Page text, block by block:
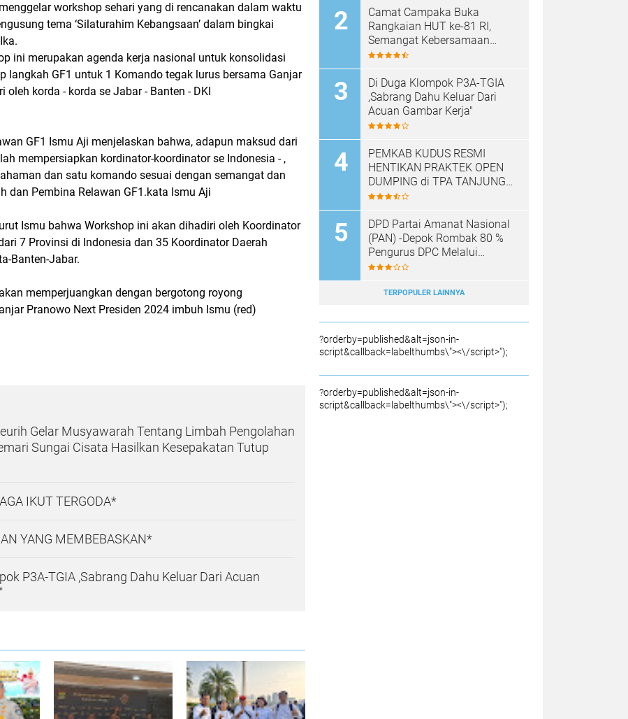
workshop sehari yang di rencanakan dalam waktu
tema ‘Silaturahim Kebangsaan’ dalam bingkai
ini merupakan agenda kerja nasional untuk konsolidasi
langkah GF1 untuk 1 Komando tegak lurus bersama Ganjar
oleh korda - korda se Jabar - Banten - DKI
GF1 Ismu Aji menjelaskan bahwa, adapun maksud dari
mempersiapkan kordinator-koordinator se Indonesia - ,
dan satu komando sesuai dengan semangat dan
dan Pembina Relawan GF1.kata Ismu Aji
Ismu bahwa Workshop ini akan dihadiri oleh Koordinator
7 Provinsi di Indonesia dan 35 Koordinator Daerah
Banten-Jabar.
memperjuangkan dengan bergotong royong
Pranowo Next Presiden 2024 imbuh Ismu (red)
Gelar Musyawarah Tentang Limbah Pengolahan
Sungai Cisata Hasilkan Kesepakatan Tutup
IKUT TERGODA*
YANG MEMBEBASKAN*
P3A-TGIA ,Sabrang Dahu Keluar Dari Acuan
Sementara
Camat Campaka Buka
Rangkaian HUT ke-81 RI,
Semangat Kebersamaan
Warnai Senam Massal dan
Desa
Di Duga Klompok P3A-TGIA
,Sabrang Dahu Keluar Dari
Acuan Gambar Kerja"
PEMKAB KUDUS RESMI
HENTIKAN PRAKTEK OPEN
DUMPING di TPA TANJUNG
REJO, KEC.JEKULO
SISTEM PENGELOLAAN
SAMPAH BARU
DPD Partai Amanat Nasional
(PAN) -Depok Rombak 80 %
Pengurus DPC Melalui
Muscab "
TERPOPULER LAINNYA
?orderby=published&alt=json-in-
script&callback=labelthumbs\"><\/script>");
?orderby=published&alt=json-in-
script&callback=labelthumbs\"><\/script>");